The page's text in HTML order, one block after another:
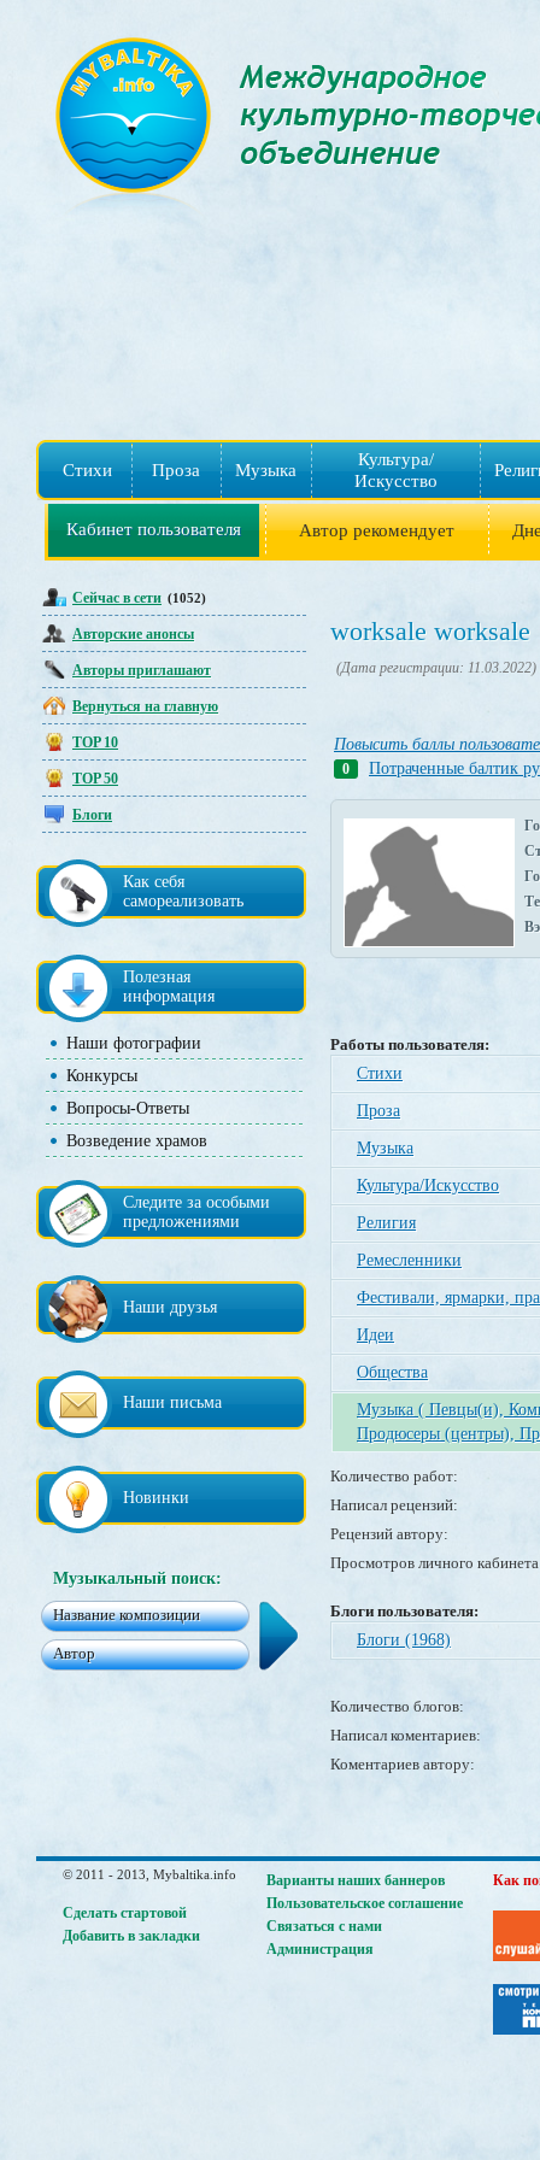
Стихи Проза Музыка
Культура/
Искусство
Кабинет пользователя Автор рекомендует
Сейчас в сети (1052)
Авторские анонсы
Авторы приглашают
Вернуться на главную
TOP 10
TOP 50
Блоги
Как себя
самореализовать
Полезная
информация
Наши фотографии
Конкурсы
Вопросы-Ответы
Возведение храмов
Следите за особыми
предложениями
Наши друзья
Наши письма
Новинки
Музыкальный поиск:
worksale worksale
(Дата регистрации: 11.03.2022)
Повысить баллы
0 Потраченные балтик
Работы пользователя:
Стихи
Проза
Музыка
Культура/Искусство
Религия
Ремесленники
Фестивали, ярмарки,
Идеи
Общества
Музыка ( Певцы(и),
Продюсеры (центры),
Количество работ:
Написал рецензий:
Рецензий автору:
Просмотров личного
Блоги пользователя:
Блоги (1968)
Количество блогов:
Написал коментариев:
Коментариев автору:
© 2011 - 2013, Mybaltika.info
Сделать стартовой
Добавить в закладки
Варианты наших баннеров
Пользовательское соглашение
Связаться с нами
Администрация
Как